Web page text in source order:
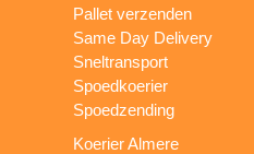
Pallet verzenden
Same Day Delivery
Sneltransport
Spoedkoerier
Spoedzending
Koerier Almere